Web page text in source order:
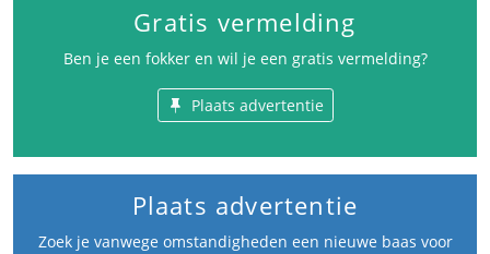
Gratis vermelding
Ben je een fokker en wil je een gratis vermelding?
Plaats advertentie
Plaats advertentie
Zoek je vanwege omstandigheden een nieuwe baas voor